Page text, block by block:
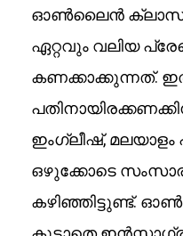
ഓൺലൈൻ
ഏറ്റവും വലിയ
കണക്കാക്കുന്നത്.
ഇംഗ്ലീഷ്, മലയാളം
ഒഴുക്കോടെ
കഴിഞ്ഞിട്ടുണ്ട്.